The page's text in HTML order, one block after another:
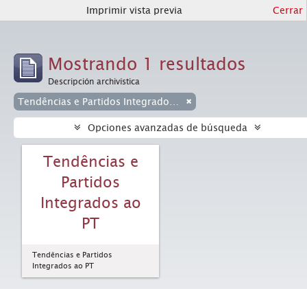
Imprimir vista previa Cerrar
Mostrando 1 resultados
Descripción archivística
Opciones avanzadas de búsqueda
Tendências e
Partidos
Integrados ao
PT
Tendências e Partidos
Integrados ao PT